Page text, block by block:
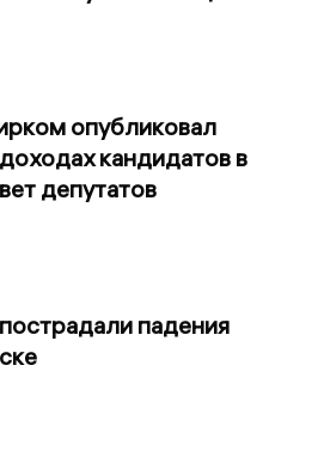
опубликовал
кандидатов в
депутатов
падения